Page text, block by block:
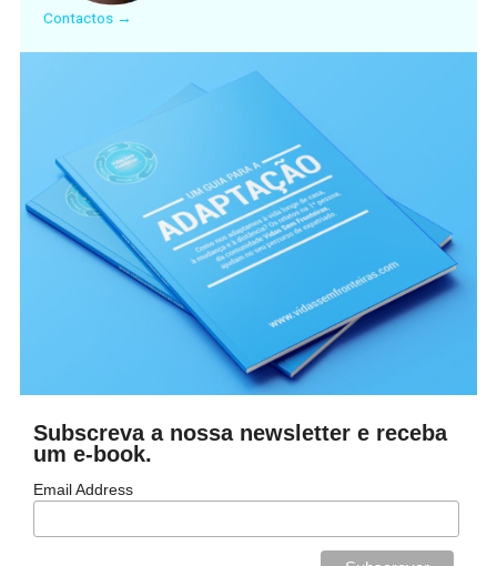
Contactos →
Subscreva a nossa newsletter e receba
um e-book.
Email Address